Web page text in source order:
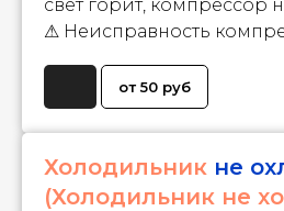
свет горит, компрессор
⚠ Неисправность
от 50 руб
Холодильник не
(Холодильник не